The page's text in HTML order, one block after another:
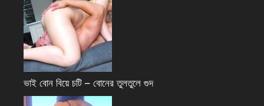
ভাই বোন বিয়ে চটি – বোনের তুলতুলে গুদ